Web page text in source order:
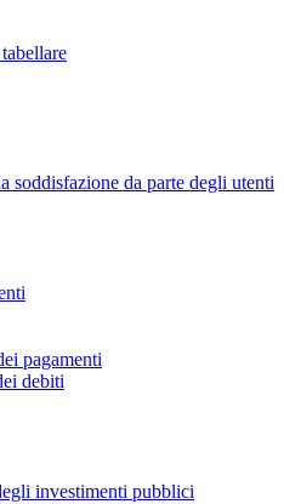
soddisfazione da parte degli utenti
pagamenti
debiti
investimenti pubblici